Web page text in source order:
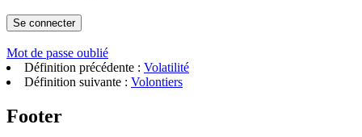
Mot de passe oublié
Définition précédente : Volatilité
Définition suivante : Volontiers
Footer